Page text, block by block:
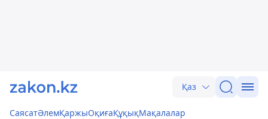
Қаз
СаясатӘлемҚаржыОқиғаҚұқықМақалалар